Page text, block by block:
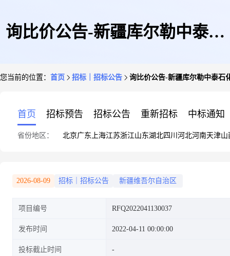
询比价公告-新疆库尔勒中泰石
您当前的位置： 首页 招标｜招标公告 询比价公告-新疆库尔勒中泰石
首页 招标预告 招标公告 重新招标 中标通知
省份地区： 北京广东 上海江苏浙江山东湖北四川 河北河南天津山
2026-08-09 招标｜招标公告 新疆维吾尔自治区
项目编号 RFQ2022041130037
发布时间 2022-04-11 00:00:00
投标截止时间